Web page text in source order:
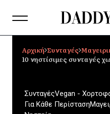
Αρχική Συνταγές
10 νηστίσιμες συνταγές
ΣυνταγέςVegan -
Για Κάθε Περίσταση